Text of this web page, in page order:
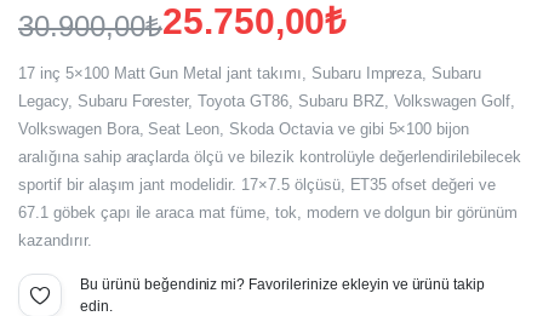
30.900,00₺
Orijinal
fiyat:
30.900,00₺.
25.750,00₺
Şu
andaki
fiyat:
25.750,00₺.
17 inç 5×100 Matt Gun Metal jant takımı, Subaru Impreza, Subaru
Legacy, Subaru Forester, Toyota GT86, Subaru BRZ, Volkswagen Golf,
Volkswagen Bora, Seat Leon, Skoda Octavia ve gibi 5×100 bijon
aralığına sahip araçlarda ölçü ve bilezik kontrolüyle değerlendirilebilecek
sportif bir alaşım jant modelidir. 17×7.5 ölçüsü, ET35 ofset değeri ve
67.1 göbek çapı ile araca mat füme, tok, modern ve dolgun bir görünüm
kazandırır.
Bu ürünü beğendiniz mi? Favorilerinize ekleyin ve ürünü takip
edin.